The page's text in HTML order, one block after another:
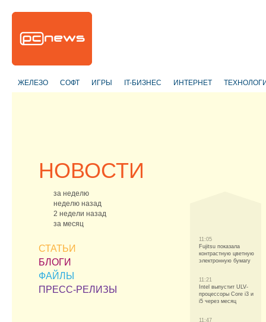
ЖЕЛЕЗО СОФТ ИГРЫ IT-БИЗНЕС ИНТЕРНЕТ
НОВОСТИ
за неделю
неделю назад
2 недели назад
за месяц
СТАТЬИ
БЛОГИ
ФАЙЛЫ
ПРЕСС-РЕЛИЗЫ
11:05
Fujitsu показала
контрастную цветную
электронную бумагу
11:21
Intel выпустит ULV-
процессоры Core i3 и
i5 через месяц
11:47